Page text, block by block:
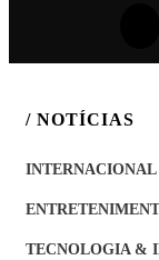
/ NOTÍCIAS
INTERNACIONAL
TECNOLOGIA &